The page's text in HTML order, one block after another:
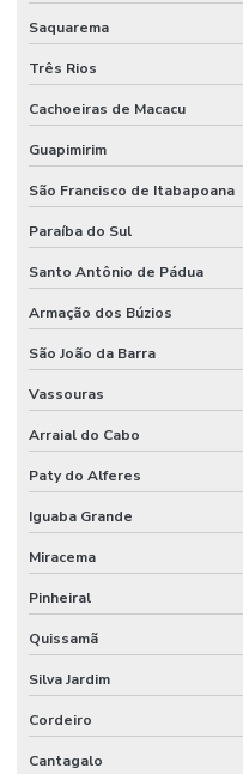
Saquarema
Três Rios
Cachoeiras de Macacu
Guapimirim
São Francisco de Itabapoana
Paraíba do Sul
Santo Antônio de Pádua
Armação dos Búzios
São João da Barra
Vassouras
Arraial do Cabo
Paty do Alferes
Iguaba Grande
Miracema
Pinheiral
Quissamã
Silva Jardim
Cordeiro
Cantagalo